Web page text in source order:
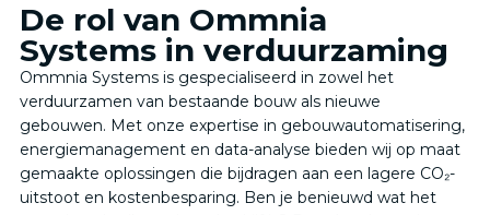
De rol van Ommnia
Systems in verduurzaming
Ommnia Systems is gespecialiseerd in zowel het
verduurzamen van bestaande bouw als nieuwe
gebouwen. Met onze expertise in gebouwautomatisering,
energiemanagement en data-analyse bieden wij op maat
gemaakte oplossingen die bijdragen aan een lagere CO₂-
uitstoot en kostenbesparing.​ Ben je benieuwd wat het